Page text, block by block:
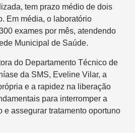
tem prazo médio de dois
Em média, o laboratório
exames por mês, atendendo
Municipal de Saúde.
do Departamento Técnico de
da SMS, Eveline Vilar, a
e a rapidez na liberação
para interromper a
e assegurar tratamento oportuno